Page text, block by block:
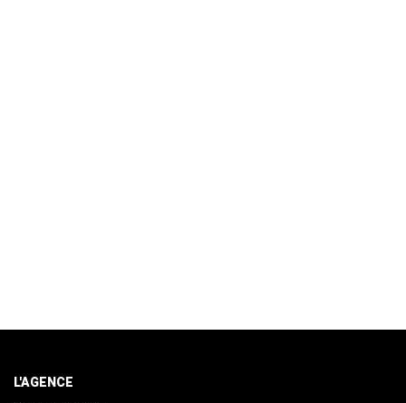
L'AGENCE